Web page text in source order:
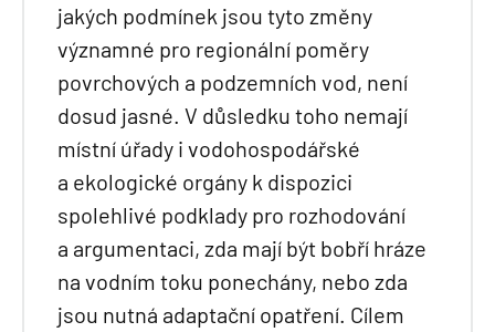
jakých podmínek jsou tyto změny
významné pro regionální poměry
povrchových a podzemních vod, není
dosud jasné. V důsledku toho nemají
místní úřady i vodohospodářské
a ekologické orgány k dispozici
spolehlivé podklady pro rozhodování
a argumentaci, zda mají být bobří hráze
na vodním toku ponechány, nebo zda
jsou nutná adaptační opatření. Cílem